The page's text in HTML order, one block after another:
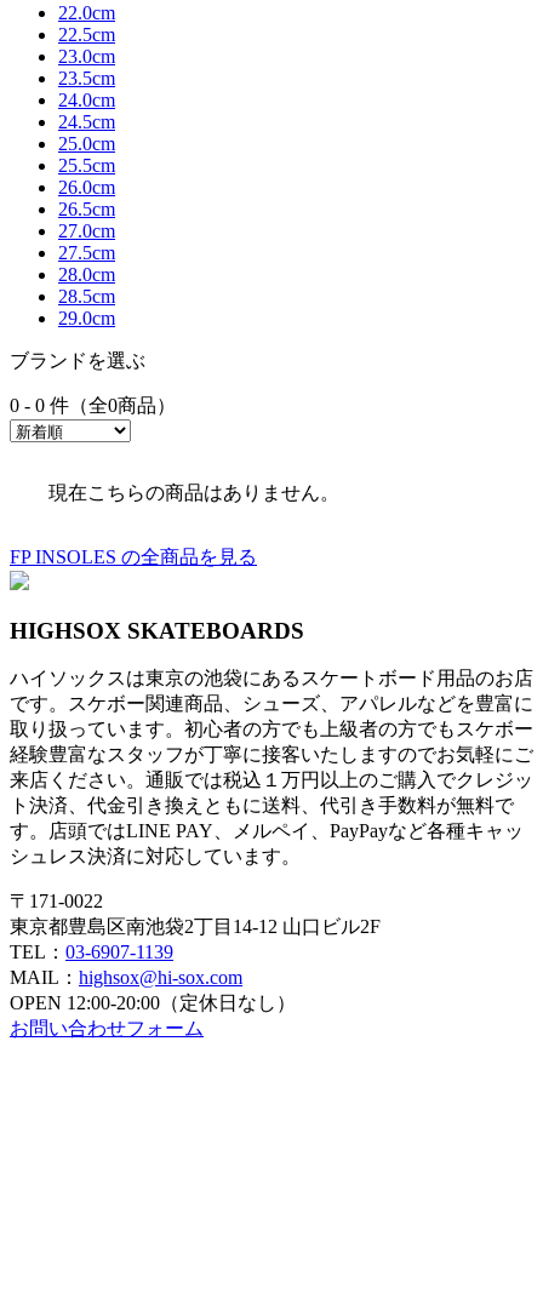
22.0cm
22.5cm
23.0cm
23.5cm
24.0cm
24.5cm
25.0cm
25.5cm
26.0cm
26.5cm
27.0cm
27.5cm
28.0cm
28.5cm
29.0cm
ブランドを選ぶ
0 - 0 件（全0商品）
現在こちらの商品はありません。
FP INSOLES の全商品を見る
HIGHSOX SKATEBOARDS
ハイソックスは東京の池袋にあるスケートボード用品のお店
です。スケボー関連商品、シューズ、アパレルなどを豊富に
取り扱っています。初心者の方でも上級者の方でもスケボー
経験豊富なスタッフが丁寧に接客いたしますのでお気軽にご
来店ください。通販では税込１万円以上のご購入でクレジッ
ト決済、代金引き換えともに送料、代引き手数料が無料で
す。店頭ではLINE PAY、メルペイ、PayPayなど各種キャッ
シュレス決済に対応しています。
〒171-0022
東京都豊島区南池袋2丁目14-12 山口ビル2F
TEL： 03-6907-1139
MAIL： highsox@hi-sox.com
OPEN 12:00-20:00（定休日なし）
お問い合わせフォーム